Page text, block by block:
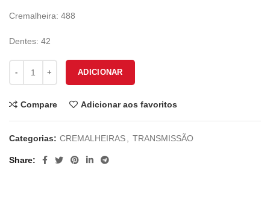
Cremalheira: 488
Dentes: 42
ADICIONAR
Compare Adicionar aos favoritos
Categorias: CREMALHEIRAS TRANSMISSÃO
Share